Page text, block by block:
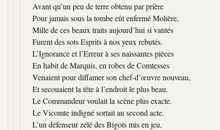
Avant qu’un peu de terre obtenu par prière
Pour jamais sous la tombe eût enfermé Molière,
Mille de ces beaux traits aujourd’hui si vantés
Furent des sots Esprits à nos yeux rebutés.
L’Ignorance et l’Erreur à ses naissantes pièces
En habit de Marquis, en robes de Comtesses
Venaient pour diffamer son chef-d’œuvre nouveau,
Et secouaient la tête à l’endroit le plus beau.
Le Commandeur voulait la scène plus exacte.
Le Vicomte indigné sortait au second acte.
L’un défenseur zélé des Bigots mis en jeu,